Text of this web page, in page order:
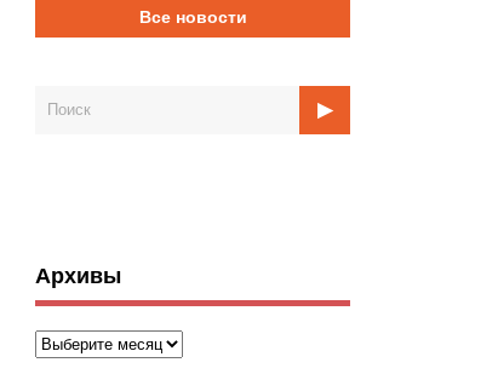
Все новости
Архивы
Архивы